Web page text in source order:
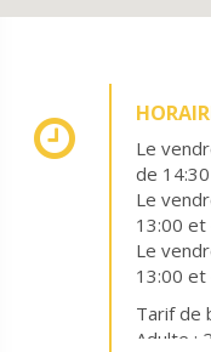
Le
de
Le
13:00 et
Le
13:00 et
Tarif de
Adulte :